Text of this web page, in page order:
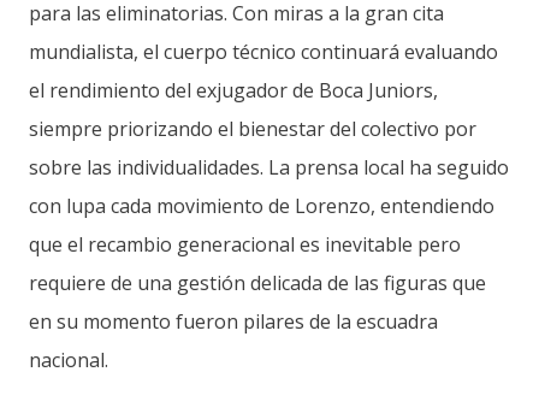
para las eliminatorias. Con miras a la gran cita
mundialista, el cuerpo técnico continuará evaluando
el rendimiento del exjugador de Boca Juniors,
siempre priorizando el bienestar del colectivo por
sobre las individualidades. La prensa local ha seguido
con lupa cada movimiento de Lorenzo, entendiendo
que el recambio generacional es inevitable pero
requiere de una gestión delicada de las figuras que
en su momento fueron pilares de la escuadra
nacional.